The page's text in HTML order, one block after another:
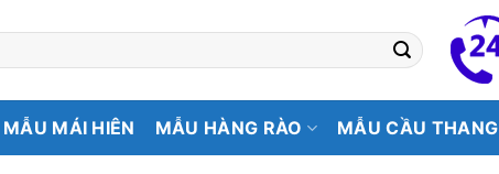
MẪU MÁI HIÊN MẪU HÀNG RÀO MẪU CẦU THANG